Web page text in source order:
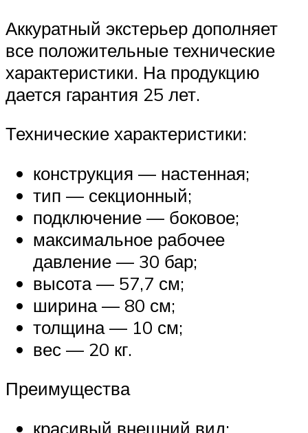
Аккуратный экстерьер дополняет
все положительные технические
характеристики. На продукцию
дается гарантия 25 лет.
Технические характеристики:
конструкция — настенная;
тип — секционный;
подключение — боковое;
максимальное рабочее
давление — 30 бар;
высота — 57,7 см;
ширина — 80 см;
толщина — 10 см;
вес — 20 кг.
Преимущества
красивый внешний вид;